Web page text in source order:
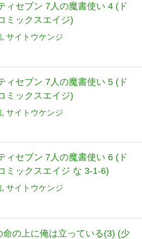
ィセブン 7人の魔書使い 4 (ド
ミックスエイジ)
サイトウケンジ
ィセブン 7人の魔書使い 5 (ド
ミックスエイジ)
サイトウケンジ
ィセブン 7人の魔書使い 6 (ド
ミックスエイジ な 3-1-6)
サイトウケンジ
命の上に俺は立っている(3) (少